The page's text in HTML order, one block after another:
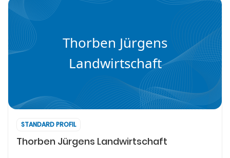
Thorben Jürgens
Landwirtschaft
STANDARD PROFIL
Thorben Jürgens Landwirtschaft